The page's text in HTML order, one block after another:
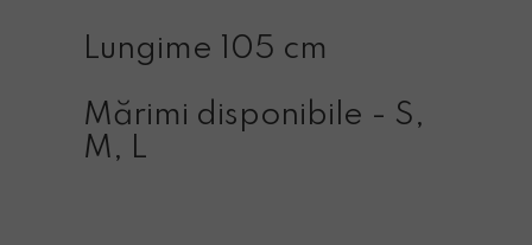
Lungime 105 cm
Mărimi disponibile - S,
M, L